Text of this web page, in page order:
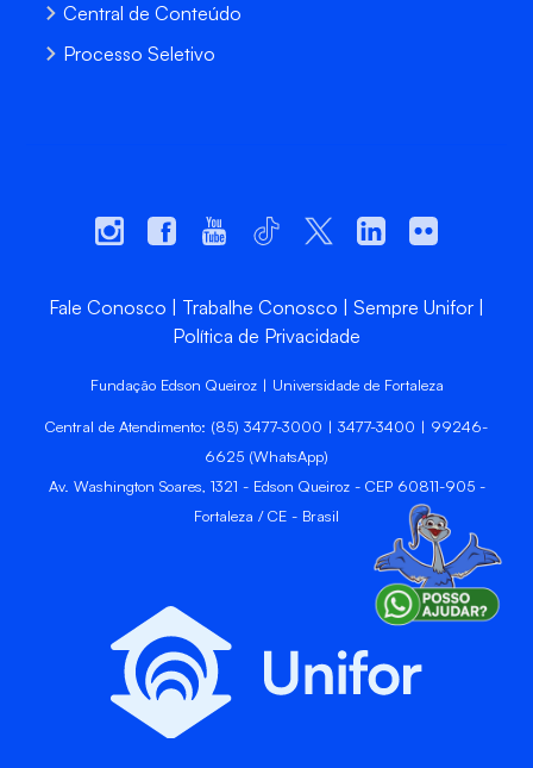
Central de Conteúdo
Processo Seletivo
Fale Conosco Trabalhe Conosco
Sempre Unifor
Política de Privacidade
Fundação Edson Queiroz | Universidade de Fortaleza
Central de Atendimento: (85) 3477-3000 | 3477-3400 | 99246-
6625 (WhatsApp)
Av. Washington Soares, 1321 - Edson Queiroz - CEP 60811-905 -
Fortaleza / CE - Brasil